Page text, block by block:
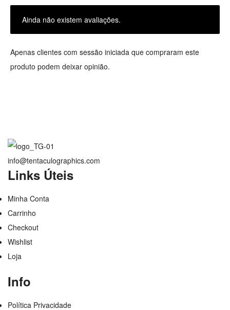
Ainda não existem avaliações.
Apenas clientes com sessão iniciada que compraram este
produto podem deixar opinião.
info@tentaculographics.com
Links Úteis
Minha Conta
Carrinho
Checkout
Wishlist
Loja
Info
Política Privacidade